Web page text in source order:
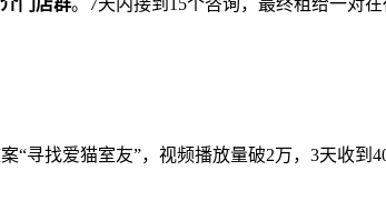
“寻找爱猫室友”，视频播放量破2万，3天收到